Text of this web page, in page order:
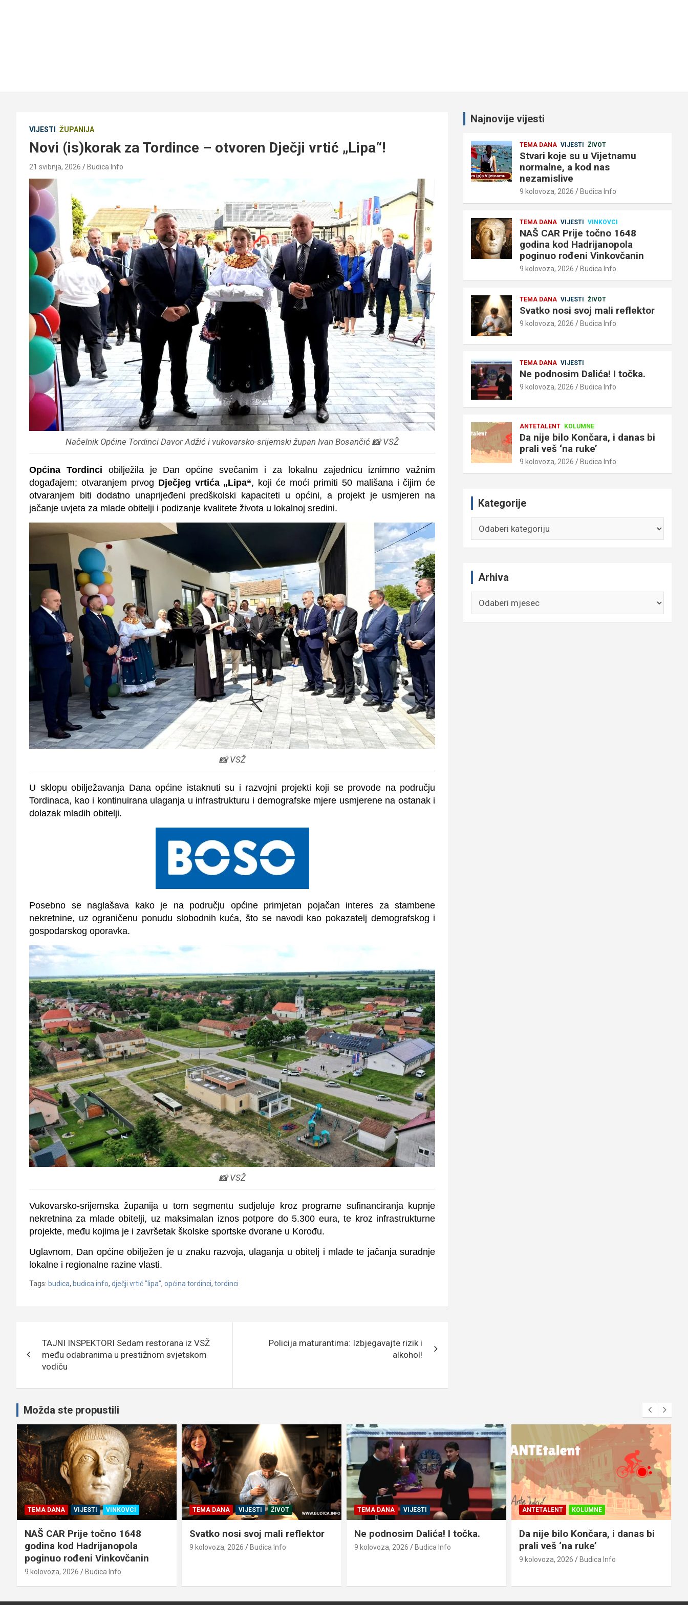
VIJESTI ŽUPANIJA
Novi (is)korak za Tordince – otvoren Dječji vrtić „Lipa“!
21 svibnja, 2026 Budica Info
Načelnik Općine Tordinci Davor Adžić i vukovarsko-srijemski župan Ivan Bosančić 📸 VSŽ
Općina Tordinci obilježila je Dan općine svečanim i za lokalnu zajednicu iznimno važnim
događajem; otvaranjem prvog Dječjeg vrtića „Lipa“, koji će moći primiti 50 mališana i čijim će
otvaranjem biti dodatno unaprijeđeni predškolski kapaciteti u općini, a projekt je usmjeren na
jačanje uvjeta za mlade obitelji i podizanje kvalitete života u lokalnoj sredini.
📸 VSŽ
U sklopu obilježavanja Dana općine istaknuti su i razvojni projekti koji se provode na području
Tordinaca, kao i kontinuirana ulaganja u infrastrukturu i demografske mjere usmjerene na ostanak i
dolazak mladih obitelji.
Posebno se naglašava kako je na području općine primjetan pojačan interes za stambene
nekretnine, uz ograničenu ponudu slobodnih kuća, što se navodi kao pokazatelj demografskog i
gospodarskog oporavka.
📸 VSŽ
Vukovarsko-srijemska županija u tom segmentu sudjeluje kroz programe sufinanciranja kupnje
nekretnina za mlade obitelji, uz maksimalan iznos potpore do 5.300 eura, te kroz infrastrukturne
projekte, među kojima je i završetak školske sportske dvorane u Korođu.
Uglavnom, Dan općine obilježen je u znaku razvoja, ulaganja u obitelj i mlade te jačanja suradnje
lokalne i regionalne razine vlasti.
Tags: budica, budica.info, dječji vrtić "lipa", općina tordinci, tordinci
objava
TAJNI INSPEKTORI Sedam restorana iz VSŽ
među odabranima u prestižnom svjetskom
vodiču
Policija maturantima: Izbjegavajte rizik i
alkohol!
Najnovije vijesti
TEMA DANA VIJESTI ŽIVOT
Stvari koje su u Vijetnamu
normalne, a kod nas
nezamislive
9 kolovoza, 2026 Budica Info
TEMA DANA VIJESTI VINKOVCI
NAŠ CAR Prije točno 1648
godina kod Hadrijanopola
poginuo rođeni Vinkovčanin
9 kolovoza, 2026 Budica Info
TEMA DANA VIJESTI ŽIVOT
Svatko nosi svoj mali reflektor
9 kolovoza, 2026 Budica Info
TEMA DANA VIJESTI
Ne podnosim Dalića! I točka.
9 kolovoza, 2026 Budica Info
ANTETALENT KOLUMNE
Da nije bilo Končara, i danas bi
prali veš ‘na ruke’
9 kolovoza, 2026 Budica Info
Kategorije
Arhiva
Možda ste propustili
TEMA DANA VIJESTI VINKOVCI
NAŠ CAR Prije točno 1648
godina kod Hadrijanopola
poginuo rođeni Vinkovčanin
9 kolovoza, 2026 Budica Info
TEMA DANA VIJESTI ŽIVOT
Svatko nosi svoj mali reflektor
9 kolovoza, 2026 Budica Info
TEMA DANA VIJESTI
Ne podnosim Dalića! I točka.
9 kolovoza, 2026 Budica Info
ANTETALENT KOLUMNE
Da nije bilo Končara, i danas bi
prali veš ‘na ruke’
9 kolovoza, 2026 Budica Info